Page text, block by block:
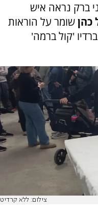
ברק נראה איש
כהןשומר על הוראות
'קול ברמה'
צילום: ללא קרדיט